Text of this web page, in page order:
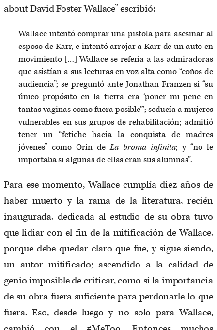
about David Foster Wallace” escribió:
Wallace intentó comprar una pistola para asesinar al
esposo de Karr, e intentó arrojar a Karr de un auto en
movimiento […] Wallace se refería a las admiradoras
que asistían a sus lecturas en voz alta como “coños de
audiencia”; se preguntó ante Jonathan Franzen si “su
único propósito en la tierra era ‘poner mi pene en
tantas vaginas como fuera posible’”; seducía a mujeres
vulnerables en sus grupos de rehabilitación; admitió
tener un “fetiche hacia la conquista de madres
jóvenes” como Orin deLa broma infinita; y “no le
importaba si algunas de ellas eran sus alumnas”.
Para ese momento, Wallace cumplía diez años de
haber muerto y la rama de la literatura, recién
inaugurada, dedicada al estudio de su obra tuvo
que lidiar con el fin de la mitificación de Wallace,
porque debe quedar claro que fue, y sigue siendo,
un autor mitificado; ascendido a la calidad de
genio imposible de criticar, como si la importancia
de su obra fuera suficiente para perdonarle lo que
fuera. Eso, desde luego y no solo para Wallace,